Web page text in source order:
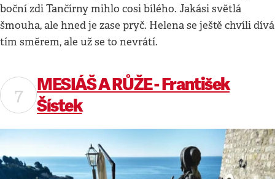
boční zdi Tančírny mihlo cosi bílého. Jakási světlá
šmouha, ale hned je zase pryč. Helena se ještě chvíli dívá
tím směrem, ale už se to nevrátí.
MESIÁŠ A RŮŽE - František
Šístek